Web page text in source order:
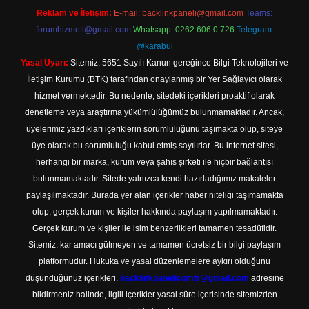
Reklam ve İletişim: E-mail: backlinkpaneli@gmail.com Teams:
forumhizmeti@gmail.com Whatsapp: 0262 606 0 726 Telegram:
@karabul
Yasal Uyarı: Sitemiz, 5651 Sayılı Kanun gereğince Bilgi Teknolojileri ve
İletişim Kurumu (BTK) tarafından onaylanmış bir Yer Sağlayıcı olarak
hizmet vermektedir. Bu nedenle, sitedeki içerikleri proaktif olarak
denetleme veya araştırma yükümlülüğümüz bulunmamaktadır. Ancak,
üyelerimiz yazdıkları içeriklerin sorumluluğunu taşımakta olup, siteye
üye olarak bu sorumluluğu kabul etmiş sayılırlar. Bu internet sitesi,
herhangi bir marka, kurum veya şahıs şirketi ile hiçbir bağlantısı
bulunmamaktadır. Sitede yalnızca kendi hazırladığımız makaleler
paylaşılmaktadır. Burada yer alan içerikler haber niteliği taşımamakta
olup, gerçek kurum ve kişiler hakkında paylaşım yapılmamaktadır.
Gerçek kurum ve kişiler ile isim benzerlikleri tamamen tesadüfidir.
Sitemiz, kar amacı gütmeyen ve tamamen ücretsiz bir bilgi paylaşım
platformudur. Hukuka ve yasal düzenlemelere aykırı olduğunu
düşündüğünüz içerikleri, backlinkpanelicomtr@gmail.com adresine
bildirmeniz halinde, ilgili içerikler yasal süre içerisinde sitemizden